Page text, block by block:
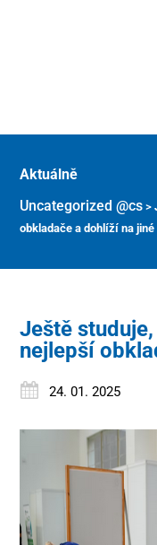
Aktuálně
Uncategorized @cs >
obkladače a dohlíží na jiné
Ještě
nejlepší
24. 01. 2025